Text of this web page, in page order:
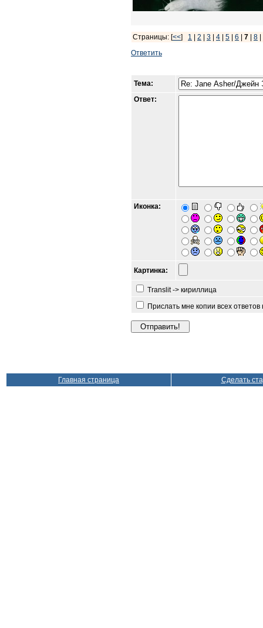
Страницы: [<<] 1 2 3 4 5 6 7 8
Ответить
Тема:
Ответ:
Иконка:
Картинка:
Translit -> кириллица
Прислать мне копии всех
Главная страница Сделать